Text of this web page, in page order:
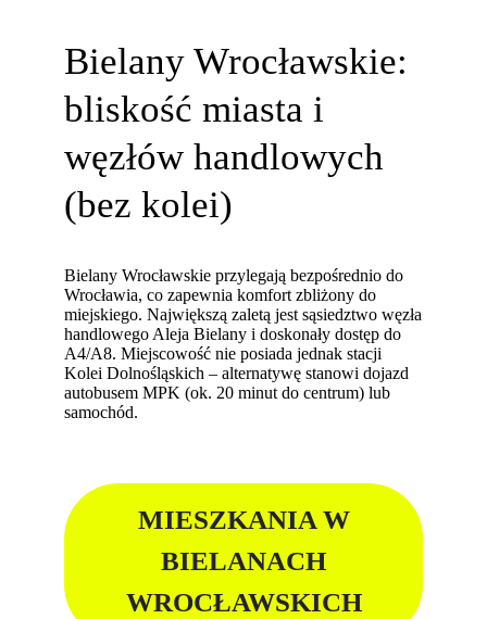
Bielany Wrocławskie:
bliskość miasta i
węzłów handlowych
(bez kolei)
Bielany Wrocławskie przylegają bezpośrednio do
Wrocławia, co zapewnia komfort zbliżony do
miejskiego. Największą zaletą jest sąsiedztwo węzła
handlowego Aleja Bielany i doskonały dostęp do
A4/A8. Miejscowość nie posiada jednak stacji
Kolei Dolnośląskich – alternatywę stanowi dojazd
autobusem MPK (ok. 20 minut do centrum) lub
samochód.
MIESZKANIA W
BIELANACH
WROCŁAWSKICH